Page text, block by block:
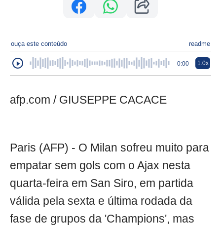
ouça este conteúdo readme
0:00 1.0x
afp.com / GIUSEPPE CACACE
Paris (AFP) - O Milan sofreu muito para
empatar sem gols com o Ajax nesta
quarta-feira em San Siro, em partida
válida pela sexta e última rodada da
fase de grupos da 'Champions', mas